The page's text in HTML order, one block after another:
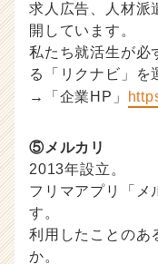
求人広告、人材派
開しています。
私たち就活生が必
る「リクナビ」を
→「企業HP」
⑤メルカリ
2013年設立。
フリマアプリ「メ
す。
利用したことのあ
か。